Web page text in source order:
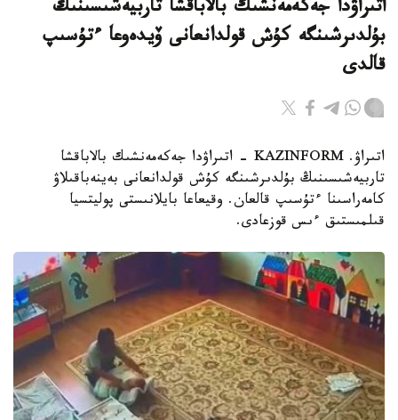
اتىراۋدا جەكەمەنشىك بالاباقشا تاربيەشىسىنىڭ
بۇلدىرشىنگە كۇش قولدانعانى ۆيدەوعا ءتۇسىپ
قالدى
اتىراۋ. KAZINFORM - اتىراۋدا جەكەمەنشىك بالاباقشا
تاربيەشىسىنىڭ بۇلدىرشىنگە كۇش قولدانعانى بەينەباقىلاۋ
كامەراسىنا ءتۇسىپ قالعان. وقيعاعا بايلانىستى پوليتسيا
قىلمىستىق ءىس قوزعادى.